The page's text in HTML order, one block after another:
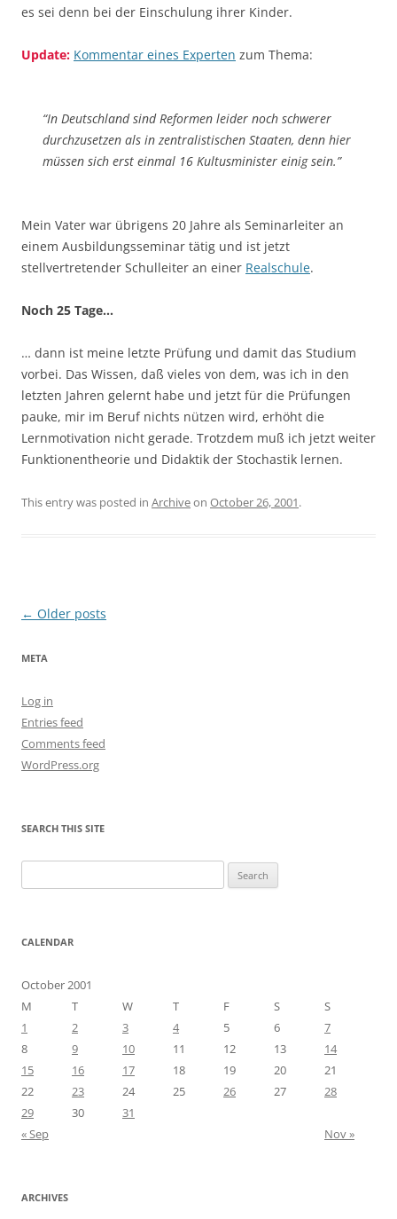
es sei denn bei der Einschulung ihrer Kinder.
Update: Kommentar eines Experten zum Thema:
“In Deutschland sind Reformen leider noch schwerer
durchzusetzen als in zentralistischen Staaten, denn hier
müssen sich erst einmal 16 Kultusminister einig sein.”
Mein Vater war übrigens 20 Jahre als Seminarleiter an
einem Ausbildungsseminar tätig und ist jetzt
stellvertretender Schulleiter an einer Realschule.
Noch 25 Tage…
… dann ist meine letzte Prüfung und damit das Studium
vorbei. Das Wissen, daß vieles von dem, was ich in den
letzten Jahren gelernt habe und jetzt für die Prüfungen
pauke, mir im Beruf nichts nützen wird, erhöht die
Lernmotivation nicht gerade. Trotzdem muß ich jetzt weiter
Funktionentheorie und Didaktik der Stochastik lernen.
This entry was posted in Archiveon October 26, 2001.
Post
← Older posts
META
Log in
Entries feed
Comments feed
WordPress.org
SEARCH THIS SITE
for:
CALENDAR
October 2001
M
T W T F S
S
1
2 3 4 5 6
7
8
9 10 11 12 13
14
15
16 17 18 19 20
21
22
23 24 25 26 27
28
29
30
31
« Sep
Nov »
ARCHIVES